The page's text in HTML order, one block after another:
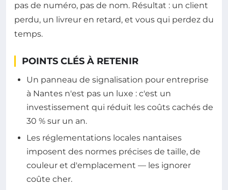
pas de numéro, pas de nom. Résultat : un client
perdu, un livreur en retard, et vous qui perdez du
temps.
POINTS CLÉS À RETENIR
Un panneau de signalisation pour entreprise
à Nantes n'est pas un luxe : c'est un
investissement qui réduit les coûts cachés de
30 % sur un an.
Les réglementations locales nantaises
imposent des normes précises de taille, de
couleur et d'emplacement — les ignorer
coûte cher.